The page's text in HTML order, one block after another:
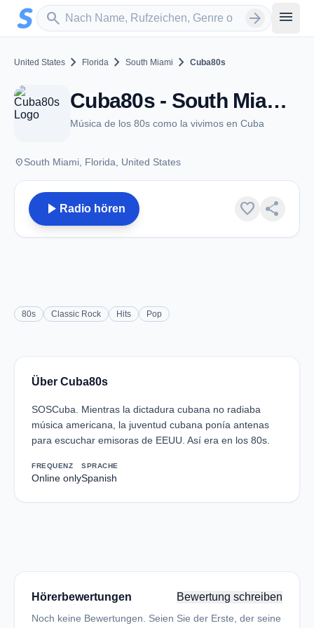
Zum Hauptinhalt springen
search
Sender suchen arrow_forward menu
United States chevron_right Florida chevron_right South Miami chevron_right Cuba80s
Cuba80s - South Miami, FL
Música de los 80s como la vivimos en Cuba
placeSouth Miami, Florida, United States
play_arrow Radio hören favorite share
80s Classic Rock Hits Pop
Über Cuba80s
SOSCuba. Mientras la dictadura cubana no radiaba
música americana, la juventud cubana ponía antenas
para escuchar emisoras de EEUU. Así era en los 80s.
FREQUENZ
Online only
SPRACHE
Spanish
Hörerbewertungen Bewertung schreiben
Noch keine Bewertungen. Seien Sie der Erste, der seine